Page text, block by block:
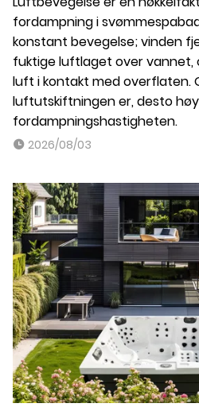
fordampning i
konstant bevegelse; vinden
fuktige luftlaget over vannet,
luft i kontakt med overflaten.
luftutskiftningen er, desto
fordampningshastigheten.
2026/08/03